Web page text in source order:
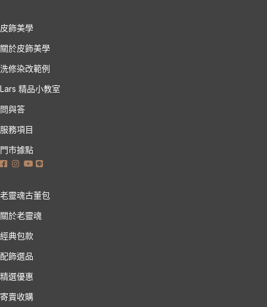
皮飾美學
關於皮飾美學
洗修染改範例
Lars 精品小教室
問與答
服務項目
門市據點
老靈魂古董包
關於老靈魂
經典包款
配飾選品
精選優惠
寄賣收購